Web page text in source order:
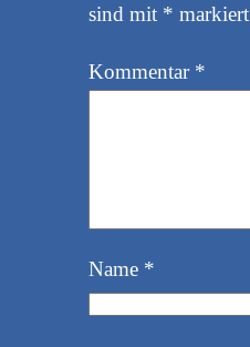
sind mit * markiert
Kommentar *
Name *